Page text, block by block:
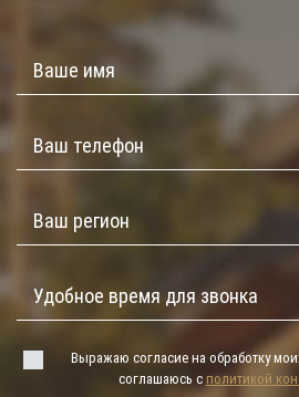
Выражаю согласие на обработку
соглашаюсь с политикой